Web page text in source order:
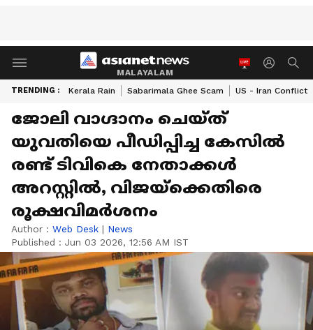
MALAYALAM
TRENDING : Kerala Rain Sabarimala Ghee Scam US - Iran Conflict
ജോലി വാഗ്ദാനം ചെയ്ത്
യുവതിയെ പീഡിപ്പിച്ച കേസിൽ
രണ്ട് ടിവികെ നേതാക്കൾ
അറസ്റ്റിൽ, വിജയ്ക്കെതിരെ
രൂക്ഷവിമർശനം
Author : Web Desk | News
Published : Jun 03 2026, 12:56 AM IST